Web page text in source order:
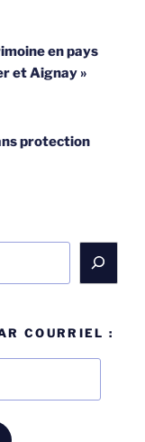
en pays
et Aignay »
protection
COURRIEL :